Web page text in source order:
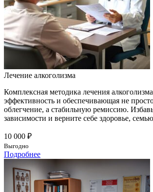
Лечение алкоголизма
Комплексная методика лечения
эффективность и обеспечивающая не
облегчение, а стабильную ремиссию.
зависимости и верните себе здоровье,
10 000 ₽
Выгодно
Подробнее